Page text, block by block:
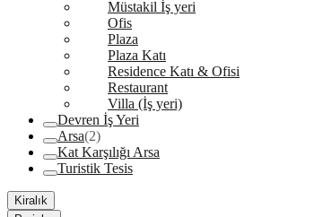
Müstakil İş yeri
Ofis
Plaza
Plaza Katı
Residence Katı & Ofisi
Restaurant
Villa (İş yeri)
Devren İş Yeri
Arsa(2)
Kat Karşılığı Arsa
Turistik Tesis
Kiralık